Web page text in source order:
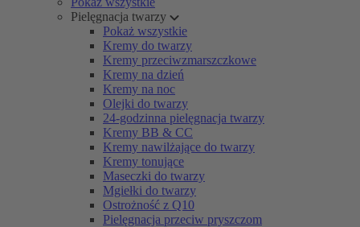
Pielęgnacja twarzy
Pokaż wszystkie
Kremy do twarzy
Kremy przeciwzmarszczkowe
Kremy na dzień
Kremy na noc
Olejki do twarzy
24-godzinna pielęgnacja twarzy
Kremy BB & CC
Kremy nawilżające do twarzy
Kremy tonujące
Maseczki do twarzy
Mgiełki do twarzy
Ostrożność z Q10
Pielęgnacja przeciw pryszczom